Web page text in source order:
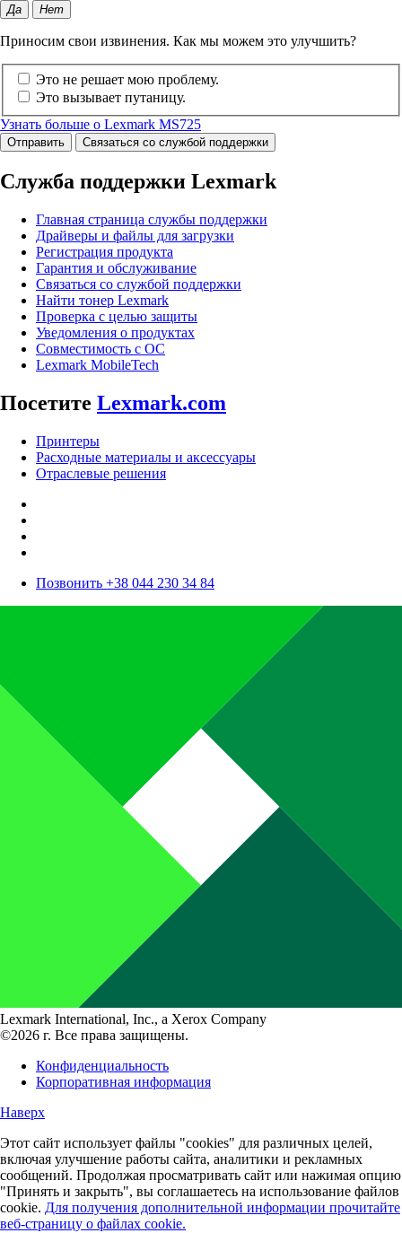
Да Нет
Приносим свои извинения. Как мы можем это улучшить?
Это не решает мою проблему.
Это вызывает путаницу.
Узнать больше о Lexmark MS725
Отправить Связаться со службой поддержки
Служба поддержки Lexmark
Главная страница службы поддержки
Драйверы и файлы для загрузки
Регистрация продукта
Гарантия и обслуживание
Связаться со службой поддержки
Найти тонер Lexmark
Проверка с целью защиты
Уведомления о продуктах
Совместимость с ОС
Lexmark MobileTech
Посетите Lexmark.com
Принтеры
Расходные материалы и аксессуары
Отраслевые решения
Позвонить +38 044 230 34 84
Lexmark International, Inc., a Xerox Company
©2026 г. Все права защищены.
Конфиденциальность
Корпоративная информация
Наверх
Этот сайт использует файлы "cookies" для различных целей,
включая улучшение работы сайта, аналитики и рекламных
сообщений. Продолжая просматривать сайт или нажимая опцию
"Принять и закрыть", вы соглашаетесь на использование файлов
cookie. Для получения дополнительной информации прочитайте
веб-страницу о файлах cookie.